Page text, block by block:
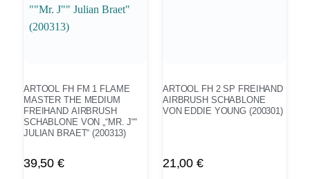
ARTOOL FH FM 1 FLAME
MASTER THE MEDIUM
FREIHAND AIRBRUSH
SCHABLONE VON „“MR. J““
JULIAN BRAET“ (200313)
39,50 €
ARTOOL FH 2 SP FREIHAND
AIRBRUSH SCHABLONE
VON EDDIE YOUNG (200301)
21,00 €